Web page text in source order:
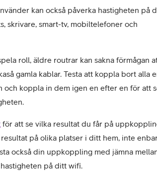
kan också påverka hastigheten på
skrivare, smart-tv, mobiltelefoner och
roll, äldre routrar kan sakna förmågan
gamla kablar. Testa att koppla bort alla
och koppla in dem igen en efter en för att
för att se vilka resultat du får på
på olika platser i ditt hem, inte
också din uppkoppling med jämna
på ditt wifi.